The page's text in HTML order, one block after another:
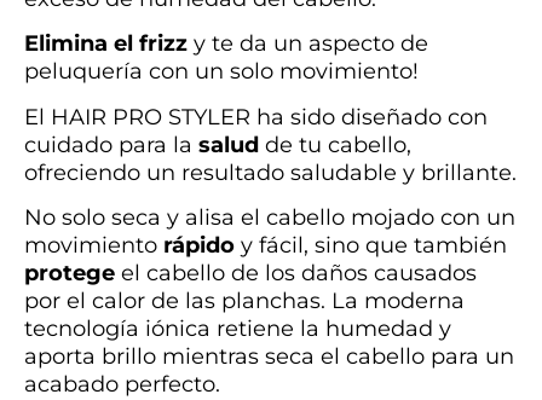
Elimina el frizz y te da un aspecto de
peluquería con un solo movimiento!
El HAIR PRO STYLER ha sido diseñado con
cuidado para la salud de tu cabello,
ofreciendo un resultado saludable y brillante.
No solo seca y alisa el cabello mojado con un
movimiento rápido y fácil, sino que también
protege el cabello de los daños causados
por el calor de las planchas. La moderna
tecnología iónica retiene la humedad y
aporta brillo mientras seca el cabello para un
acabado perfecto.